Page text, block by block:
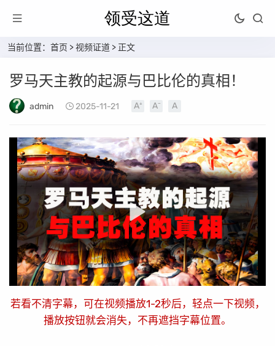
当前位置： 首页 >视频证道 > 正文
罗马天主教的起源与巴比伦的真相！
admin 2025-11-21
0:00 01:23:27
若看不清字幕，可在视频播放1-2秒后，轻点一下视频，
播放按钮就会消失，不再遮挡字幕位置。